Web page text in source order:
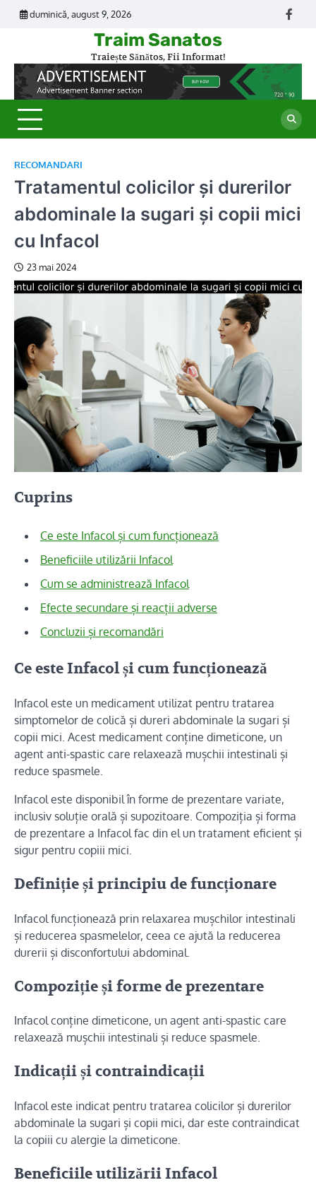
Skip
duminică, august 9, 2026
Traim Sanatos
Traiește Sănătos, Fii Informat!
RECOMANDARI
Tratamentul colicilor și durerilor
abdominale la sugari și copii mici
cu Infacol
23 mai 2024
Cuprins
Ce este Infacol și cum funcționează
Beneficiile utilizării Infacol
Cum se administrează Infacol
Efecte secundare și reacții adverse
Concluzii și recomandări
Ce este Infacol și cum funcționează
Infacol este un medicament utilizat pentru tratarea
simptomelor de colică și dureri abdominale la sugari și
copii mici. Acest medicament conține dimeticone, un
agent anti-spastic care relaxează mușchii intestinali și
reduce spasmele.
Infacol este disponibil în forme de prezentare variate,
inclusiv soluție orală și supozitoare. Compoziția și forma
de prezentare a Infacol fac din el un tratament eficient și
sigur pentru copiii mici.
Definiție și principiu de funcționare
Infacol funcționează prin relaxarea mușchilor intestinali
și reducerea spasmelelor, ceea ce ajută la reducerea
durerii și disconfortului abdominal.
Compoziție și forme de prezentare
Infacol conține dimeticone, un agent anti-spastic care
relaxează mușchii intestinali și reduce spasmele.
Indicații și contraindicații
Infacol este indicat pentru tratarea colicilor și durerilor
abdominale la sugari și copii mici, dar este contraindicat
la copiii cu alergie la dimeticone.
Beneficiile utilizării Infacol